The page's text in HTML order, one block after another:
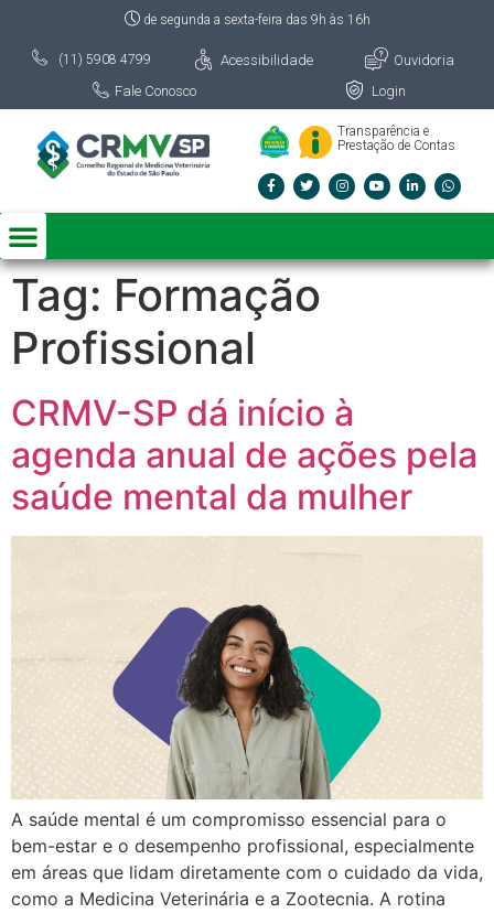
de segunda a sexta-feira das 9h às 16h
(11) 5908 4799 Acessibilidade
Ouvidoria
Fale Conosco
Login
Transparência e
Prestação de Contas
Tag: Formação
Profissional
CRMV-SP dá início à
agenda anual de ações pela
saúde mental da mulher
A saúde mental é um compromisso essencial para o
bem-estar e o desempenho profissional, especialmente
em áreas que lidam diretamente com o cuidado da vida,
como a Medicina Veterinária e a Zootecnia. A rotina